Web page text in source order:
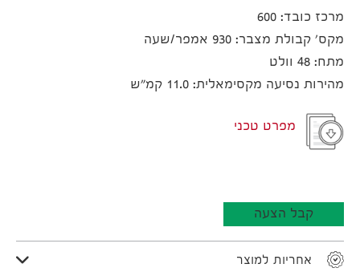
מרכז כובד: 600
מקס' קבולת מצבר: 930 אמפר/שעה
מתח: 48 וולט
מהירות נסיעה מקסימאלית: 11.0 קמ"ש
מפרט טכני
קבל הצעה
אחריות למוצר